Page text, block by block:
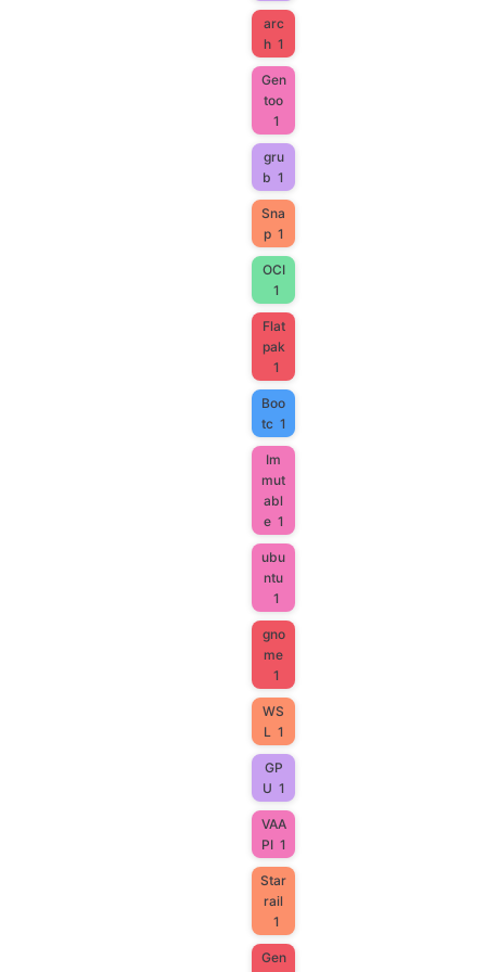
arc
h 1
Gen
too
1
gru
b 1
Sna
p 1
OCI
1
Flat
pak
1
Boo
tc 1
Im
mut
abl
e 1
ubu
ntu
1
gno
me
1
WS
L 1
GP
U 1
VAA
PI 1
Star
rail
1
Gen